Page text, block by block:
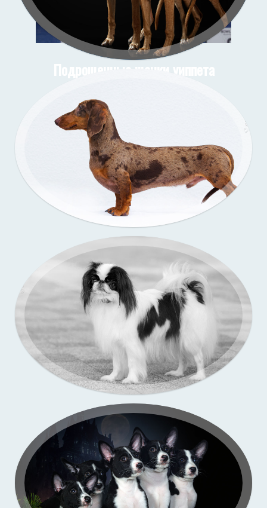
Подрощенные щенки уиппета
Подрощенный щенок таксы
Съёмка у меня (улица)